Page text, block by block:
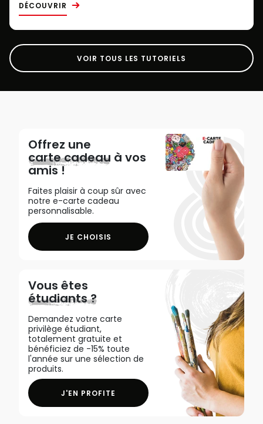
DÉCOUVRIR
VOIR TOUS LES TUTORIELS
Offrez une
carte cadeau à vos
amis !
Faites plaisir à coup sûr avec
notre e-carte cadeau
personnalisable.
JE CHOISIS
Vous êtes
étudiants ?
Demandez votre carte
privilège étudiant,
totalement gratuite et
bénéficiez de -15% toute
l'année sur une sélection de
produits.
J'EN PROFITE